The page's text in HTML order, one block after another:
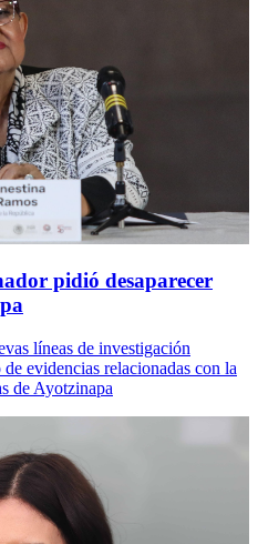
pidió desaparecer
líneas de investigación
evidencias relacionadas con la
de Ayotzinapa